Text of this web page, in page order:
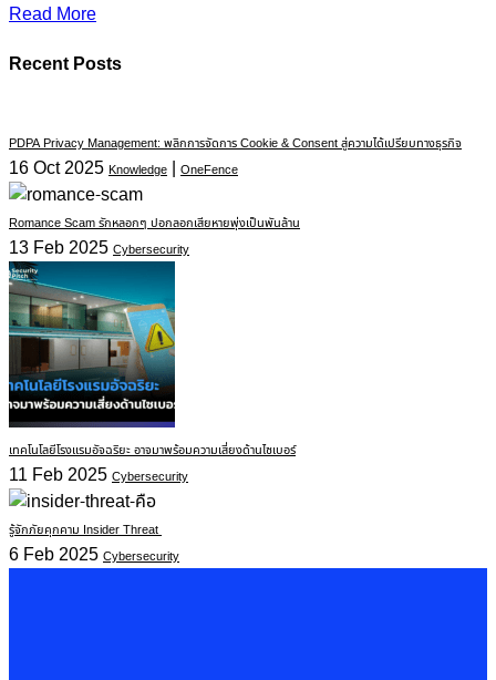
Read More
Recent Posts
PDPA Privacy Management: พลิกการจัดการ Cookie & Consent สู่ความได้เปรียบทางธุรกิจ
16 Oct 2025 Knowledge | OneFence
Romance Scam รักหลอกๆ ปอกลอกเสียหายพุ่งเป็นพันล้าน
13 Feb 2025 Cybersecurity
เทคโนโลยีโรงแรมอัจฉริยะ อาจมาพร้อมความเสี่ยงด้านไซเบอร์
11 Feb 2025 Cybersecurity
รู้จักภัยคุกคาม Insider Threat
6 Feb 2025 Cybersecurity